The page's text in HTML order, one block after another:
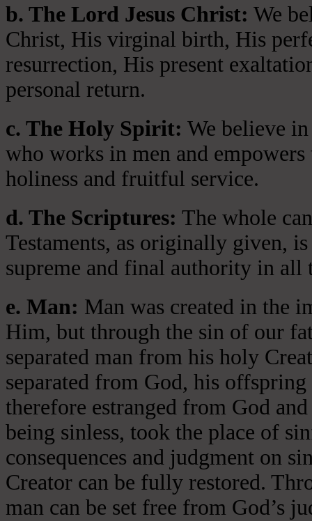
b. The Lord Jesus Christ: We
Christ, His virginal birth, His
resurrection, His present
personal return.
c. The Holy Spirit: We believe
who works in men and
holiness and fruitful service.
d. The Scriptures: The whole
Testaments, as originally given,
supreme and final authority in all
e. Man: Man was created in the
Him, but through the sin of our
separated man from his holy
separated from God, his
therefore estranged from God
being sinless, took the place of
consequences and judgment on
Creator can be fully restored.
man can be set free from God’s